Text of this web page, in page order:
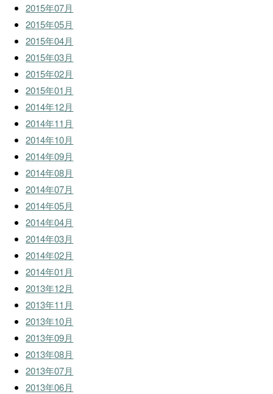
2015年07月
2015年05月
2015年04月
2015年03月
2015年02月
2015年01月
2014年12月
2014年11月
2014年10月
2014年09月
2014年08月
2014年07月
2014年05月
2014年04月
2014年03月
2014年02月
2014年01月
2013年12月
2013年11月
2013年10月
2013年09月
2013年08月
2013年07月
2013年06月